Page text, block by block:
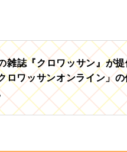
雑誌『クロワッサン』が
ロワッサンオンライン」の